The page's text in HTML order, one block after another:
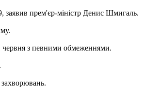
заявив прем'єр-міністр Денис Шмигаль.
червня з певними обмеженнями.
захворювань.